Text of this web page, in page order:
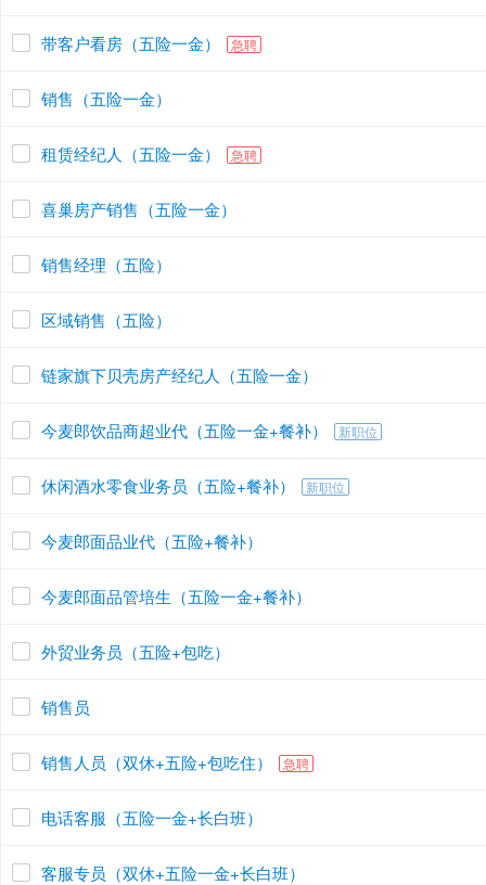
带客户看房（五险一金） 急聘
销售（五险一金）
租赁经纪人（五险一金） 急聘
喜巢房产销售（五险一金）
销售经理（五险）
区域销售（五险）
链家旗下贝壳房产经纪人（五险一金）
今麦郎饮品商超业代（五险一金+餐补） 新职位
休闲酒水零食业务员（五险+餐补） 新职位
今麦郎面品业代（五险+餐补）
今麦郎面品管培生（五险一金+餐补）
外贸业务员（五险+包吃）
销售员
销售人员（双休+五险+包吃住） 急聘
电话客服（五险一金+长白班）
客服专员（双休+五险一金+长白班）